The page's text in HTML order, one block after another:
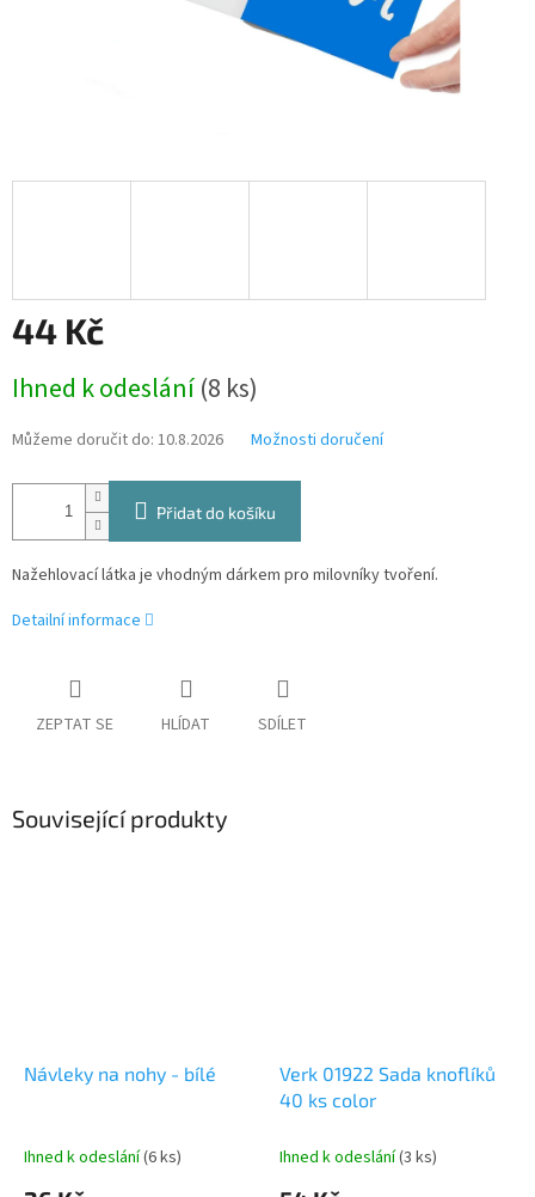
44 Kč
cena:
Ihned k odeslání(8 ks)
Můžeme doručit do: 10.8.2026 Možnosti doručení
Přidat do košíku
Nažehlovací látka je vhodným dárkem pro milovníky tvoření.
Detailní informace
ZEPTAT SE HLÍDAT SDÍLET
Související produkty
Návleky na nohy - bílé
Ihned k odeslání(6 ks)
Verk 01922 Sada knoflíků
40 ks color
Ihned k odeslání(3 ks)